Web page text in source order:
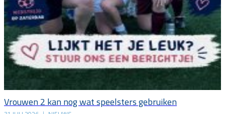
Vrouwen 2 kan nog wat speelsters gebruiken